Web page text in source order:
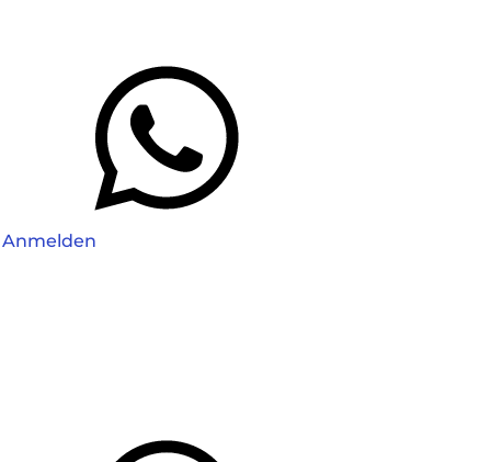
Anmelden